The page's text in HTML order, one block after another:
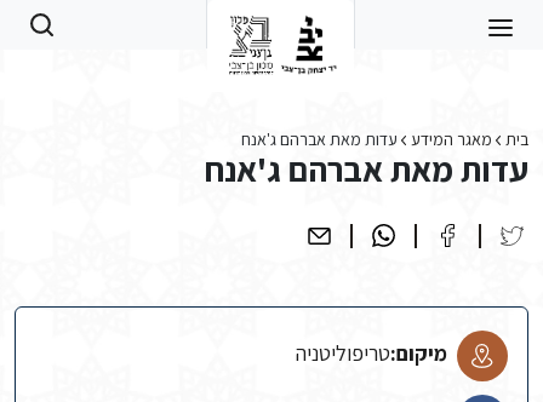
בית מאגר המידע עדות מאת אברהם ג'אנח
עדות מאת אברהם ג'אנח
מיקום:טריפוליטניה